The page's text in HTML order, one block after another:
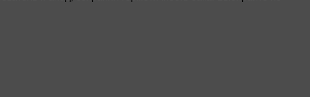
с жесткой водой ставят новый ТЭН сразу с анодом, чтобы